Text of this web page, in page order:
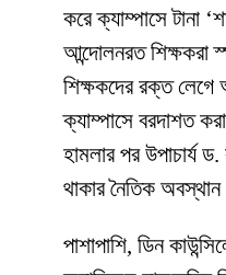
করে ক্যাম্পাসে টানা
আন্দোলনরত শিক্ষকরা
শিক্ষকদের রক্ত
ক্যাম্পাসে বরদাশত
হামলার পর উপাচার্য
থাকার নৈতিক অবস্থান
​পাশাপাশি, ডিন